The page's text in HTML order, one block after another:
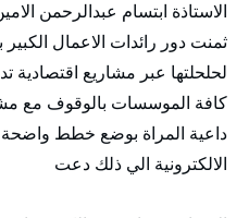
الاستاذة ابتسام عبدالرحمن
ثمنت دور رائدات الاعمال الكبير
لحلحلتها عبر مشاريع اقتصادية
كافة الموسسات بالوقوف مع
داعية المراة بوضع خطط واضحة
الالكترونية الي ذلك دعت